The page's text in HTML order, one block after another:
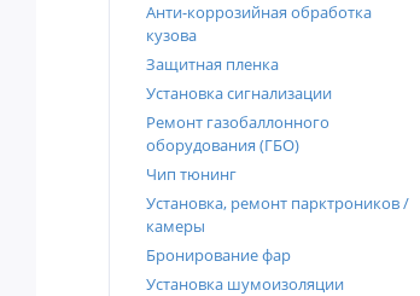
Анти-коррозийная обработка
кузова
Защитная пленка
Установка сигнализации
Ремонт газобаллонного
оборудования (ГБО)
Чип тюнинг
Установка, ремонт парктроников /
камеры
Бронирование фар
Установка шумоизоляции